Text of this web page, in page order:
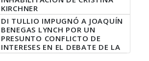
KIRCHNER
DI TULLIO IMPUGNÓ A JOAQUÍN
BENEGAS LYNCH POR UN
PRESUNTO CONFLICTO DE
INTERESES EN EL DEBATE DE LA
LEY DE TIERRAS